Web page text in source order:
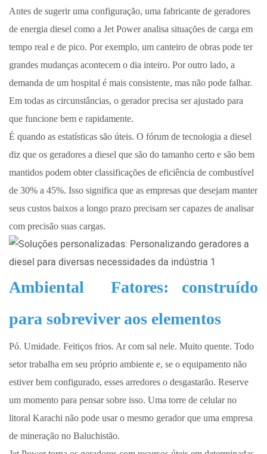
Antes de sugerir uma configuração, uma fabricante de geradores
de energia diesel como a Jet Power analisa situações de carga em
tempo real e de pico. Por exemplo, um canteiro de obras pode ter
grandes mudanças acontecem o dia inteiro. Por outro lado, a
demanda de um hospital é mais consistente, mas não pode falhar.
Em todas as circunstâncias, o gerador precisa ser ajustado para
que funcione bem e rapidamente.
É quando as estatísticas são úteis. O fórum de tecnologia a diesel
diz que os geradores a diesel que são do tamanho certo e são bem
mantidos podem obter classificações de eficiência de combustível
de 30% a 45%. Isso significa que as empresas que desejam manter
seus custos baixos a longo prazo precisam ser capazes de analisar
com precisão suas cargas.
Ambiental
Fatores: construído
para sobreviver aos elementos
Pó. Umidade. Feitiços frios. Ar com sal nele. Muito quente. Todo
setor trabalha em seu próprio ambiente e, se o equipamento não
estiver bem configurado, esses arredores o desgastarão. Reserve
um momento para pensar sobre isso. Uma torre de celular no
litoral Karachi não pode usar o mesmo gerador que uma empresa
de mineração no Baluchistão.